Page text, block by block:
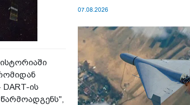
ის
07.08.2026